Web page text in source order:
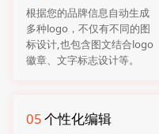
根据您的品牌信息自动生成
多种logo，不仅有不同的图
标设计,也包含图文结合logo
徽章、文字标志设计等。
05个性化编辑